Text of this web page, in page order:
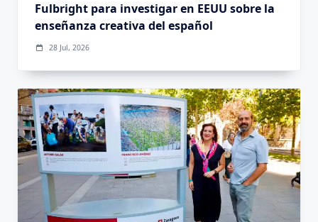
Fulbright para investigar en EEUU sobre la
enseñanza creativa del español
28 Jul, 2026